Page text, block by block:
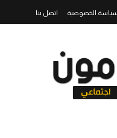
سياسة الخصوصية اتصل بنا